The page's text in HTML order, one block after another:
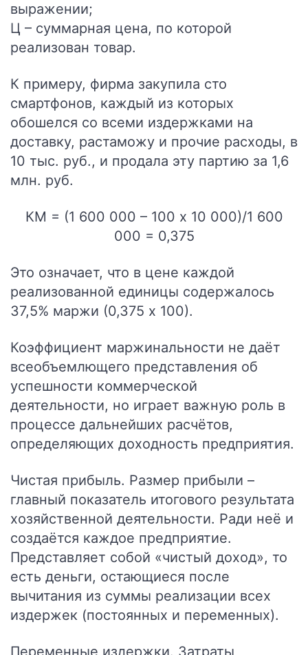
выражении;
Ц – суммарная цена, по которой
реализован товар.
К примеру, фирма закупила сто
смартфонов, каждый из которых
обошелся со всеми издержками на
доставку, растаможу и прочие расходы, в
10 тыс. руб., и продала эту партию за 1,6
млн. руб.
КМ = (1 600 000 – 100 х 10 000)/1 600
000 = 0,375
Это означает, что в цене каждой
реализованной единицы содержалось
37,5% маржи (0,375 х 100).
Коэффициент маржинальности не даёт
всеобъемлющего представления об
успешности коммерческой
деятельности, но играет важную роль в
процессе дальнейших расчётов,
определяющих доходность предприятия.
Чистая прибыль. Размер прибыли –
главный показатель итогового результата
хозяйственной деятельности. Ради неё и
создаётся каждое предприятие.
Представляет собой «чистый доход», то
есть деньги, остающиеся после
вычитания из суммы реализации всех
издержек (постоянных и переменных).
Переменные издержки. Затраты,